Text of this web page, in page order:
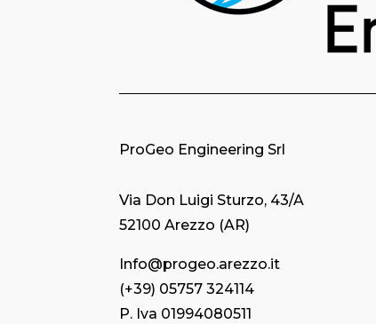
ProGeo Engineering Srl
Via Don Luigi Sturzo, 43/A
52100 Arezzo (AR)
Info@progeo.arezzo.it
(+39) 05757 324114
P. Iva 01994080511